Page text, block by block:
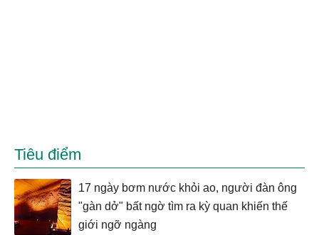
Tiêu điểm
17 ngày bơm nước khỏi ao, người đàn ông
"gàn dở" bất ngờ tìm ra kỳ quan khiến thế
giới ngỡ ngàng